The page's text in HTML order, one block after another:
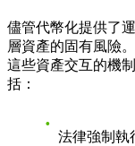
儘管代幣化提供了
層資產的固有風險
這些資產交互的機
括：
法律強制執